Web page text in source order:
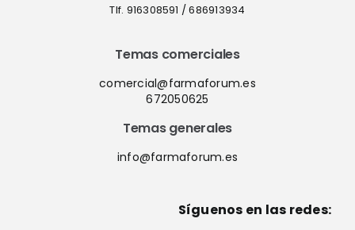
Tlf. 916308591 / 686913934
Temas comerciales
comercial@farmaforum.es
672050625
Temas generales
info@farmaforum.es
Síguenos en las redes: